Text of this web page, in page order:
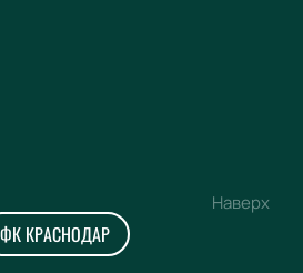
Наверх
ФК КРАСНОДАР